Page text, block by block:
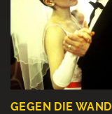
GEGEN DIE WAND